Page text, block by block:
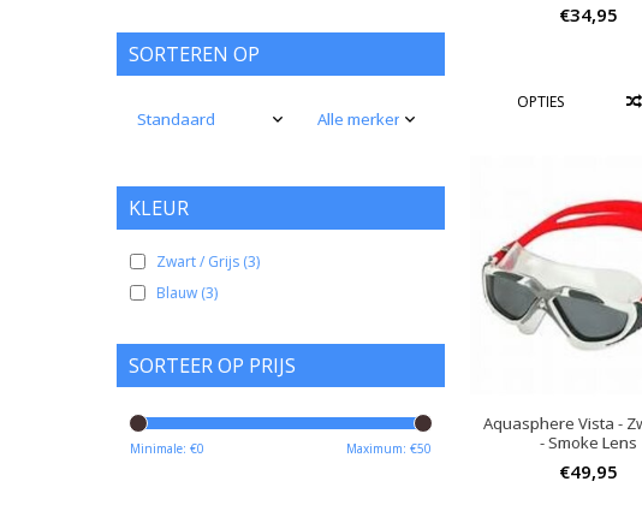
SORTEREN OP
KLEUR
Zwart / Grijs (3)
Blauw (3)
SORTEER OP PRIJS
Minimale: €0 Maximum: €50
€34,95
OPTIES
Aquasphere Vista -
- Smoke Lens
€49,95